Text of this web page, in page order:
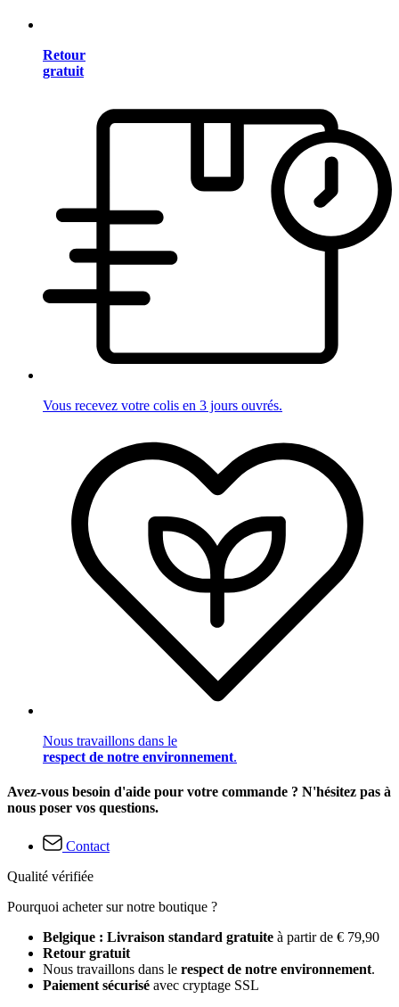
Retour
gratuit
Vous recevez votre colis en 3 jours ouvrés.
Nous travaillons dans le
respect de notre environnement.
Avez-vous besoin d'aide pour votre commande ? N'hésitez pas à
nous poser vos questions.
Contact
Qualité vérifiée
Pourquoi acheter sur notre boutique ?
Belgique : Livraison standard gratuite à partir de € 79,90
Retour gratuit
Nous travaillons dans le respect de notre environnement.
Paiement sécurisé avec cryptage SSL